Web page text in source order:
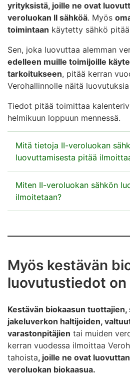
yrityksistä, joille ne ovat
veroluokan II sähköä. Myös
toimintaan käytetty sähkö
Sen, joka luovuttaa alemman
edelleen muille toimijoille
tarkoitukseen, pitää kerran
Verohallinnolle näitä
Tiedot pitää toimittaa
helmikuun loppuun mennessä.
Mitä tietoja II-veroluokan
luovuttamisesta pitää
Ilmoita alemman veroluokan
yhtiöistä
tieto siitä, onko kyse
edelleen luovutuksesta.
tieto siitä, käytettiinkö
konesalitoiminnassa
lämpöpumpuissa,
geotermisten
kiertovesipumpuissa.
Miten II-veroluokan sähkön
ilmoitetaan?
muodossa. Lataa csv-tiedosto
Ohje sähkön
Myös kestävän
luovutustiedot on
Kestävän biokaasun
jakeluverkon haltijoiden,
varastonpitäjien tai muiden
kerran vuodessa ilmoittaa
tahoista, joille ne ovat
veroluokan biokaasua.